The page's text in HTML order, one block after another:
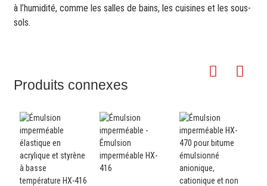
à l’humidité, comme les salles de bains, les cuisines et les sous-
sols.
Produits connexes